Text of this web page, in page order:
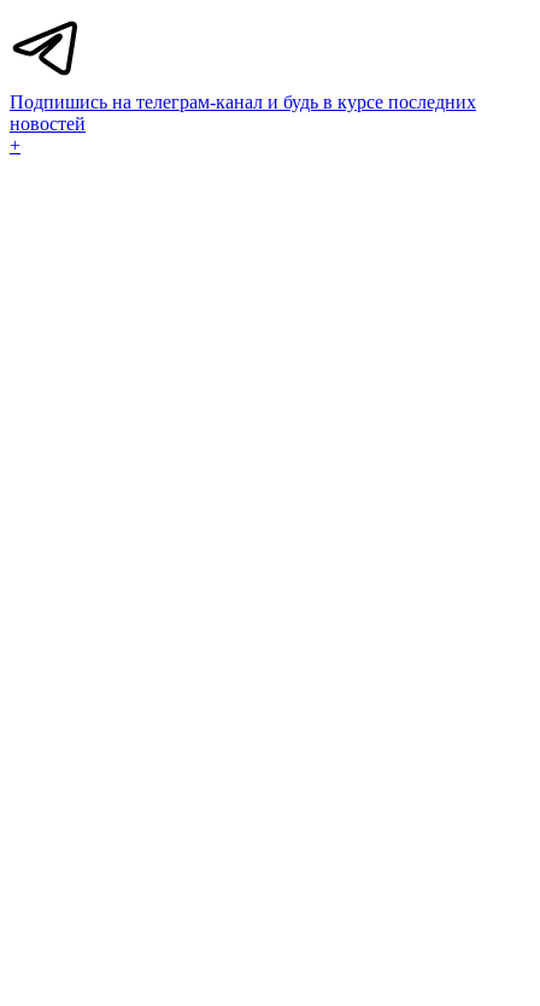
Подпишись на телеграм-канал и будь в курсе последних
новостей
+